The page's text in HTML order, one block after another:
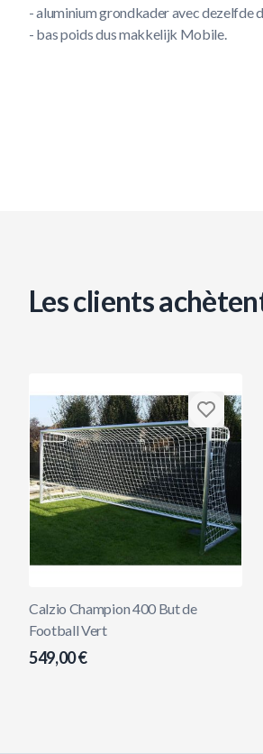
- aluminium grondkader avec
- bas poids dus makkelijk Mobile.
Les clients
Calzio Champion 400 But de
Football Vert
549,00 €